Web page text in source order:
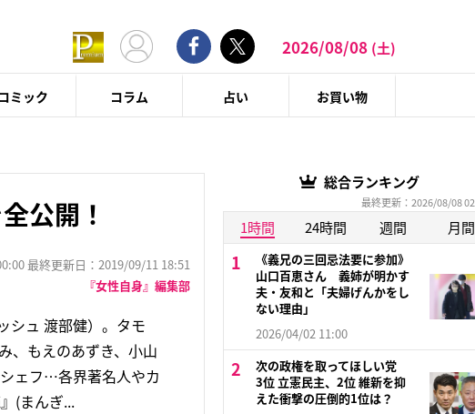
2026/08/08 (土)
コミック コラム 占い お買い物
公開！
最終更新日：2019/09/11 18:51
『女性自身』編集部
シュ 渡部健）。タモ
、もえのあずき、小山
ェフ…各界著名人やカ
(まんぎ...
総合ランキング
最終更新：2026/08/08
1時間 24時間 週間 月間
《義兄の三回忌法要に参加》
山口百恵さん 義姉が明かす
夫・友和と「夫婦げんかをし
ない理由」
2026/04/02 11:00
次の政権を取ってほしい党
3位 立憲民主、2位 維新を抑
えた衝撃の圧倒的1位は？